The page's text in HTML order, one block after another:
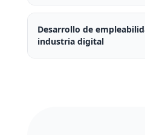
Desarrollo de
industria digital